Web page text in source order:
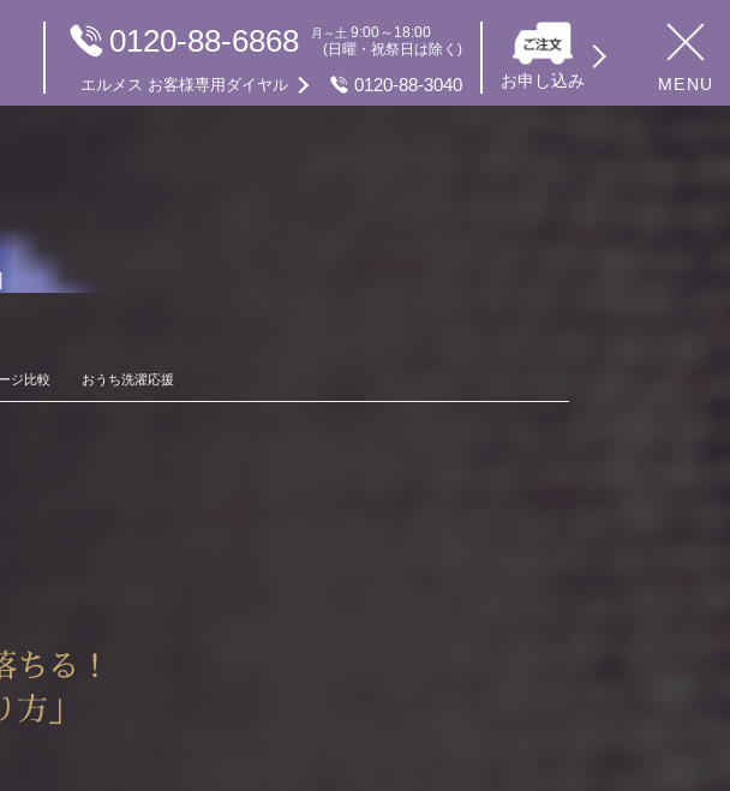
MENU
0120-88-6868 月～土9:00～18:00
(日曜・祝祭日は除く)
エルメス お客様専用ダイヤル 0120-88-3040 お申し込み
ジ比較 おうち洗濯応援
ちる！
方」